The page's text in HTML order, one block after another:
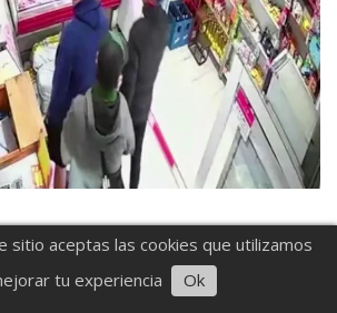
Contacto
sitio aceptas las cookies que utilizamos
tu experiencia
Ok